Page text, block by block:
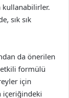
kullanabilirler.
sık sık
da önerilen
etkili formülü
için
içeriğindeki